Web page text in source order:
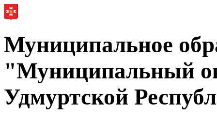
Муниципальное
"Муниципальный
Удмуртской